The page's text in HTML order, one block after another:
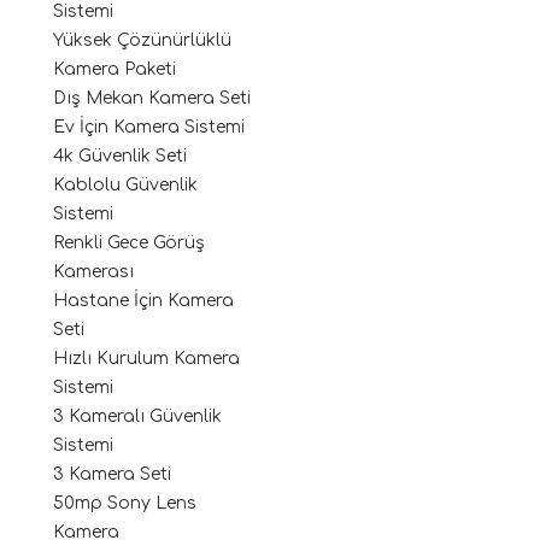
Sistemi
Yüksek Çözünürlüklü
Kamera Paketi
Dış Mekan Kamera Seti
Ev İçin Kamera Sistemi
4k Güvenlik Seti
Kablolu Güvenlik
Sistemi
Renkli Gece Görüş
Kamerası
Hastane İçin Kamera
Seti
Hızlı Kurulum Kamera
Sistemi
3 Kameralı Güvenlik
Sistemi
3 Kamera Seti
50mp Sony Lens
Kamera